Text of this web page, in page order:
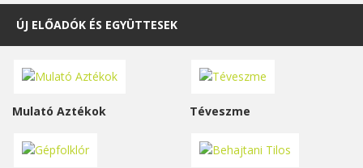
ÚJ ELŐADÓK ÉS EGYÜTTESEK
Mulató Aztékok Téveszme